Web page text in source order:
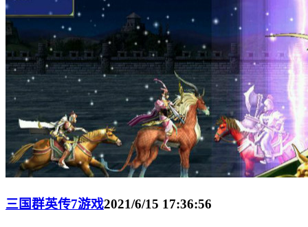
三国群英传7游戏2021/6/15 17:36:56